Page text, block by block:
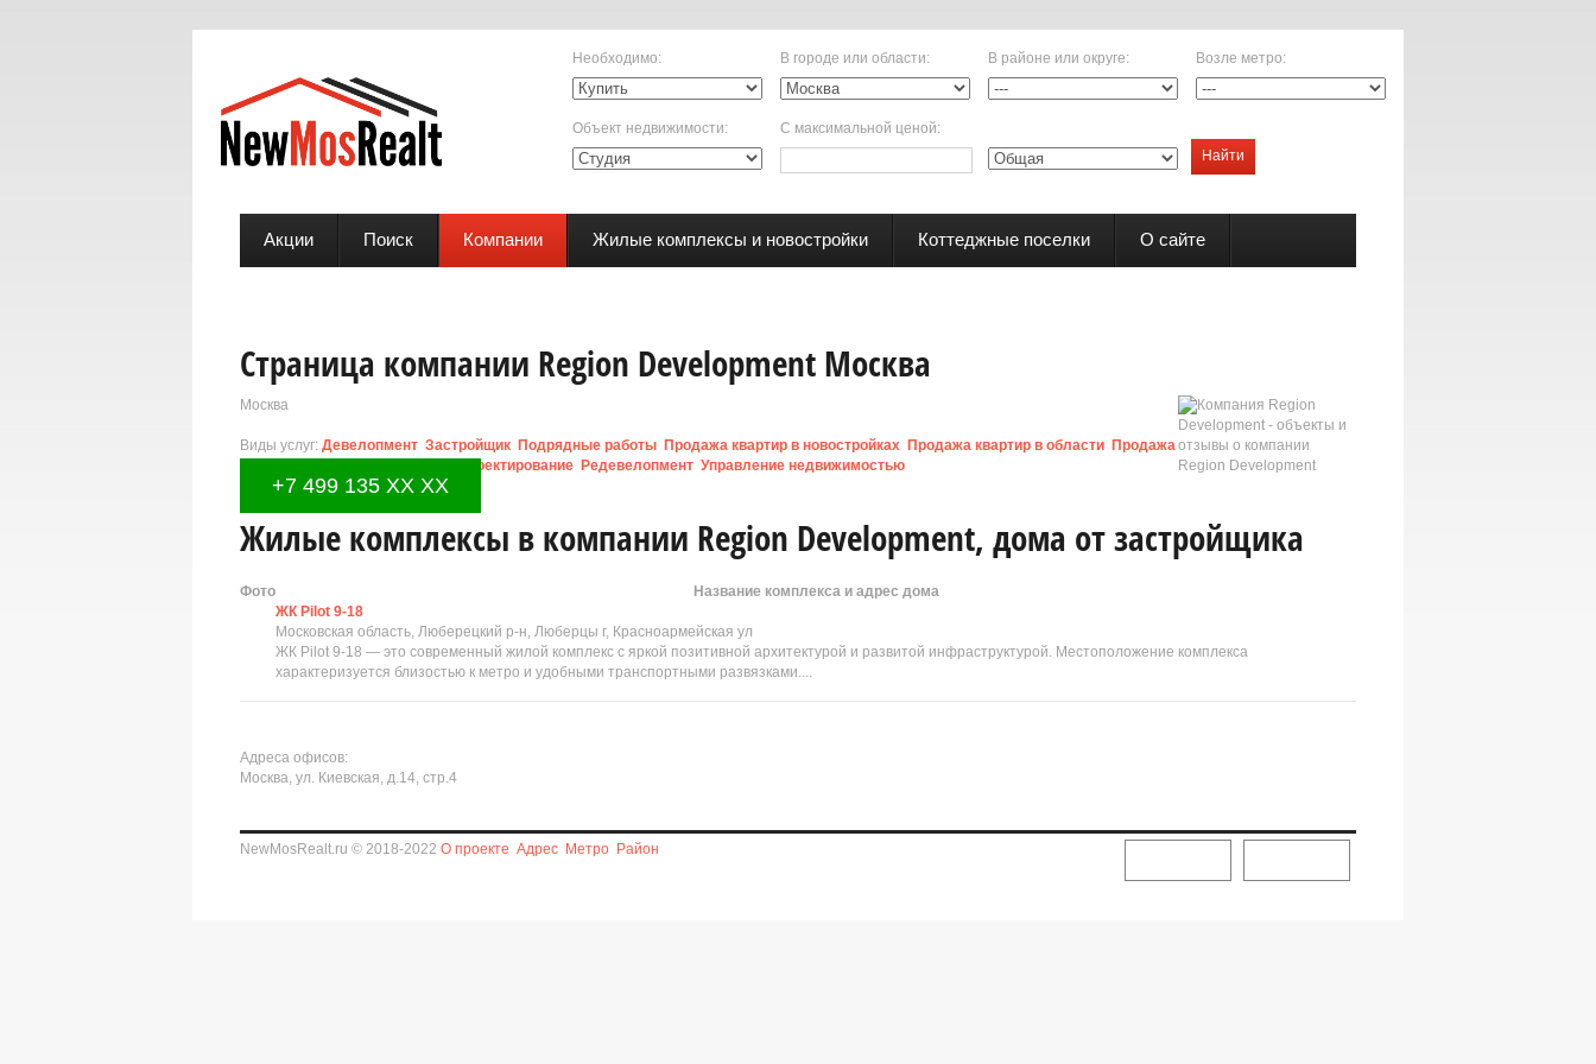
Необходимо: В городе или области: В районе или округе: Возле метро:
Объект недвижимости: С максимальной ценой:
Найти
Акции Поиск Компании Жилые комплексы и новостройки Коттеджные поселки О сайте
Страница компании Region Development Москва
Москва
Виды услуг: Девелопмент Застройщик Подрядные работы Продажа квартир в новостройках Продажа квартир в области Продажа
Проектирование Редевелопмент Управление недвижимостью
+7 499 135 XX XX
Жилые комплексы в компании Region Development, дома от застройщика
Фото
Название комплекса и адрес дома
ЖК Pilot 9-18
Московская область, Люберецкий р-н, Люберцы г, Красноармейская ул
ЖК Pilot 9-18 — это современный жилой комплекс с яркой позитивной архитектурой и развитой инфраструктурой. Местоположение комплекса
характеризуется близостью к метро и удобными транспортными развязками....
Адреса офисов:
Москва, ул. Киевская, д.14, стр.4
NewMosRealt.ru © 2018-2022 О проекте Адрес Метро Район